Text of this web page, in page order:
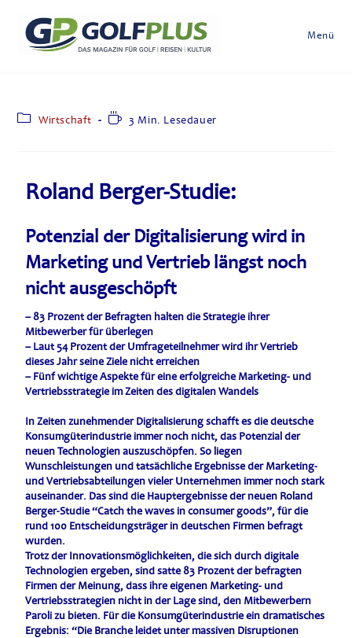
Menü
Wirtschaft 3 Min. Lesedauer
Roland Berger-Studie:
Potenzial der Digitalisierung wird in
Marketing und Vertrieb längst noch
nicht ausgeschöpft
– 83 Prozent der Befragten halten die Strategie ihrer
Mitbewerber für überlegen
– Laut 54 Prozent der Umfrageteilnehmer wird ihr Vertrieb
dieses Jahr seine Ziele nicht erreichen
– Fünf wichtige Aspekte für eine erfolgreiche Marketing- und
Vertriebsstrategie im Zeiten des digitalen Wandels
In Zeiten zunehmender Digitalisierung schafft es die deutsche
Konsumgüterindustrie immer noch nicht, das Potenzial der
neuen Technologien auszuschöpfen. So liegen
Wunschleistungen und tatsächliche Ergebnisse der Marketing-
und Vertriebsabteilungen vieler Unternehmen immer noch stark
auseinander. Das sind die Hauptergebnisse der neuen Roland
Berger-Studie “Catch the waves in consumer goods”, für die
rund 100 Entscheidungsträger in deutschen Firmen befragt
wurden.
Trotz der Innovationsmöglichkeiten, die sich durch digitale
Technologien ergeben, sind satte 83 Prozent der befragten
Firmen der Meinung, dass ihre eigenen Marketing- und
Vertriebsstrategien nicht in der Lage sind, den Mitbewerbern
Paroli zu bieten. Für die Konsumgüterindustrie ein dramatisches
Ergebnis: “Die Branche leidet unter massiven Disruptionen